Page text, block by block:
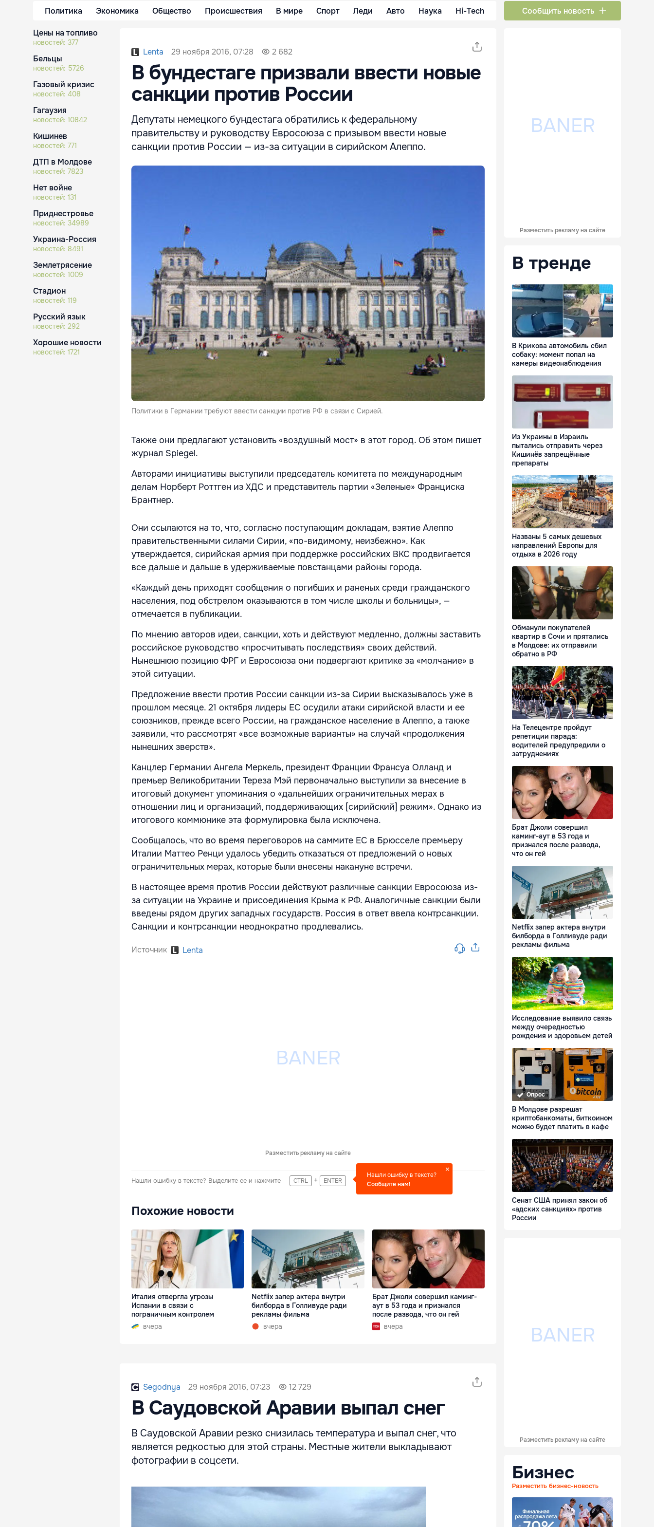
Политика Экономика Общество Происшествия В мире Спорт Леди Авто Наука Hi-Tech Сообщить новость
Цены на топливо
новостей: 377
Бельцы
новостей: 5726
Газовый кризис
новостей: 408
Гагаузия
новостей: 10842
Кишинев
новостей: 771
ДТП в Молдове
новостей: 7823
Нет войне
новостей: 131
Приднестровье
новостей: 34989
Украина-Россия
новостей: 8491
Землетрясение
новостей: 1009
Стадион
новостей: 119
Русский язык
новостей: 292
Хорошие новости
новостей: 1721
Lenta 29 ноября 2016, 07:28 2 682
В бундестаге призвали ввести новые
санкции против России
Депутаты немецкого бундестага обратились к федеральному
правительству и руководству Евросоюза с призывом ввести новые
санкции против России — из-за ситуации в сирийском Алеппо.
Политики в Германии требуют ввести санкции против РФ в связи с Сирией.
Также они предлагают установить «воздушный мост» в этот город. Об этом пишет
журнал Spiegel.
Авторами инициативы выступили председатель комитета по международным
делам Норберт Роттген из ХДС и представитель партии «Зеленые» Франциска
Брантнер.
Они ссылаются на то, что, согласно поступающим докладам, взятие Алеппо
правительственными силами Сирии, «по-видимому, неизбежно». Как
утверждается, сирийская армия при поддержке российских ВКС продвигается
все дальше и дальше в удерживаемые повстанцами районы города.
«Каждый день приходят сообщения о погибших и раненых среди гражданского
населения, под обстрелом оказываются в том числе школы и больницы», —
отмечается в публикации.
По мнению авторов идеи, санкции, хоть и действуют медленно, должны заставить
российское руководство «просчитывать последствия» своих действий.
Нынешнюю позицию ФРГ и Евросоюза они подвергают критике за «молчание» в
этой ситуации.
Предложение ввести против России санкции из-за Сирии высказывалось уже в
прошлом месяце. 21 октября лидеры ЕС осудили атаки сирийской власти и ее
союзников, прежде всего России, на гражданское население в Алеппо, а также
заявили, что рассмотрят «все возможные варианты» на случай «продолжения
нынешних зверств».
Канцлер Германии Ангела Меркель, президент Франции Франсуа Олланд и
премьер Великобритании Тереза Мэй первоначально выступили за внесение в
итоговый документ упоминания о «дальнейших ограничительных мерах в
отношении лиц и организаций, поддерживающих [сирийский] режим». Однако из
итогового коммюнике эта формулировка была исключена.
Сообщалось, что во время переговоров на саммите ЕС в Брюсселе премьеру
Италии Маттео Ренци удалось убедить отказаться от предложений о новых
ограничительных мерах, которые были внесены накануне встречи.
В настоящее время против России действуют различные санкции Евросоюза из-
за ситуации на Украине и присоединения Крыма к РФ. Аналогичные санкции были
введены рядом других западных государств. Россия в ответ ввела контрсанкции.
Санкции и контрсанкции неоднократно продлевались.
Источник Lenta
Разместить рекламу на сайте
Нашли ошибку в тексте? Выделите ее и нажмите CTRL + ENTER
Нашли ошибку в тексте?
Сообщите нам!
Похожие новости
Италия отвергла угрозы
Испании в связи с
пограничным контролем
вчера
Netflix запер актера внутри
билборда в Голливуде ради
рекламы фильма
вчера
Брат Джоли совершил каминг-
аут в 53 года и признался
после развода, что он гей
вчера
Segodnya 29 ноября 2016, 07:23 12 729
В Саудовской Аравии выпал снег
В Саудовской Аравии резко снизилась температура и выпал снег, что
является редкостью для этой страны. Местные жители выкладывают
фотографии в соцсети.
Разместить рекламу на сайте
В тренде
В Крикова автомобиль сбил
собаку: момент попал на
камеры видеонаблюдения
Из Украины в Израиль
пытались отправить через
Кишинёв запрещённые
препараты
Названы 5 самых дешевых
направлений Европы для
отдыха в 2026 году
Обманули покупателей
квартир в Сочи и прятались
в Молдове: их отправили
обратно в РФ
На Телецентре пройдут
репетиции парада:
водителей предупредили о
затруднениях
Брат Джоли совершил
каминг-аут в 53 года и
признался после развода,
что он гей
Netflix запер актера внутри
билборда в Голливуде ради
рекламы фильма
Исследование выявило связь
между очередностью
рождения и здоровьем детей
Опрос
В Молдове разрешат
криптобанкоматы, биткоином
можно будет платить в кафе
Сенат США принял закон об
«адских санкциях» против
России
Разместить рекламу на сайте
Бизнес
Разместить бизнес-новость